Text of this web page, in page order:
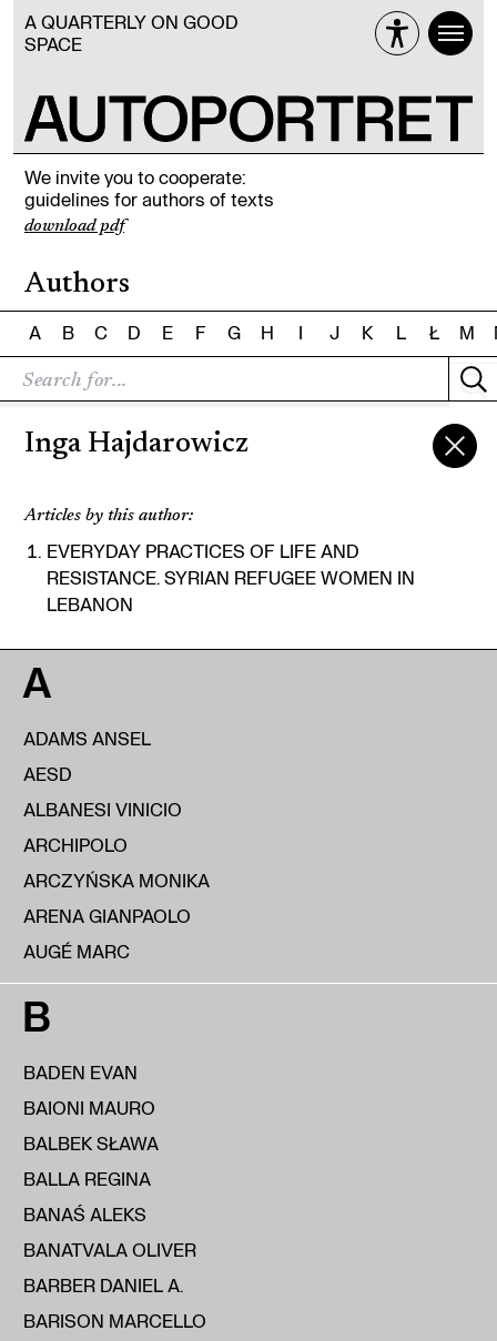
A QUARTERLY ON GOOD
SPACE
We invite you to cooperate:
guidelines for authors of texts
download pdf
Authors
A B C D E F G H I J K L Ł M
Inga Hajdarowicz
Articles by this author:
EVERYDAY PRACTICES OF LIFE AND
RESISTANCE. SYRIAN REFUGEE WOMEN IN
LEBANON
A
ADAMS ANSEL
AESD
ALBANESI VINICIO
ARCHIPOLO
ARCZYŃSKA MONIKA
ARENA GIANPAOLO
AUGÉ MARC
B
BADEN EVAN
BAIONI MAURO
BALBEK SŁAWA
BALLA REGINA
BANAŚ ALEKS
BANATVALA OLIVER
BARBER DANIEL A.
BARISON MARCELLO